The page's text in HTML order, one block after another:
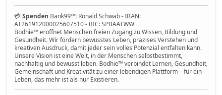
💳 Spenden Bank99™: Ronald Schwab - IBAN:
AT261912000025607510 - BIC: SPBAATWW
Bodhie™ eröffnet Menschen freien Zugang zu Wissen, Bildung und
Gesundheit. Wir fördern bewusstes Leben, präzises Verstehen und
kreativen Ausdruck, damit jeder sein volles Potenzial entfalten kann.
Unsere Vision ist eine Welt, in der Menschen selbstbestimmt,
nachhaltig und bewusst leben. Bodhie™ verbindet Lernen, Gesundheit,
Gemeinschaft und Kreativität zu einer lebendigen Plattform – für ein
Leben, das mehr ist als nur Existieren.